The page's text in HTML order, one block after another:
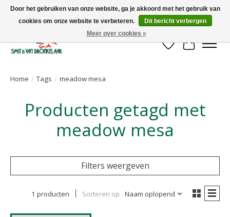
Uw leverancier voor stalinrichtingen en het opruwen van betonvloeren!
Verlanglijst
Home / Tags / meadow mesa
Producten getagd met
meadow mesa
Filters weergeven
1 producten Sorteren op Naam oplopend
Door het gebruiken van onze website, ga je akkoord met het gebruik van
cookies om onze website te verbeteren.
Dit bericht verbergen
Meer over cookies »